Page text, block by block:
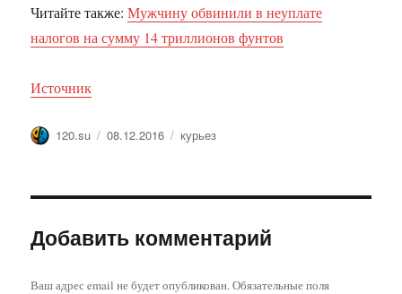
Читайте также:Мужчину обвинили в неуплате
налогов на сумму 14 триллионов фунтов
Источник
Автор
120.su Опубликовано
08.12.2016 Метки
курьез
Добавить комментарий
Ваш адрес email не будет опубликован.Обязательные поля